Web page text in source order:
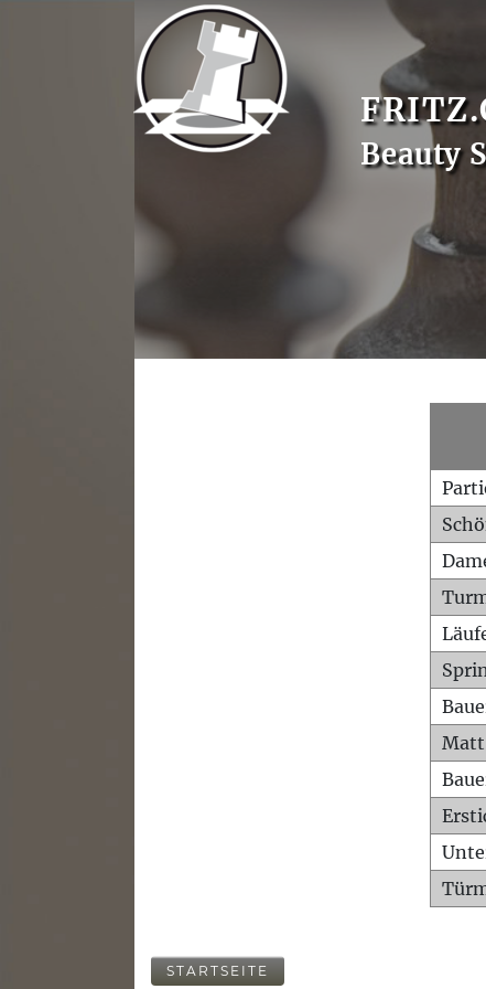
Beauty
STARTSEITE